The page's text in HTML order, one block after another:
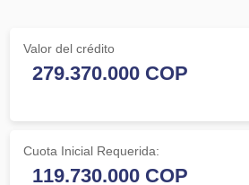
Valor del crédito
Cuota Inicial Requerida: